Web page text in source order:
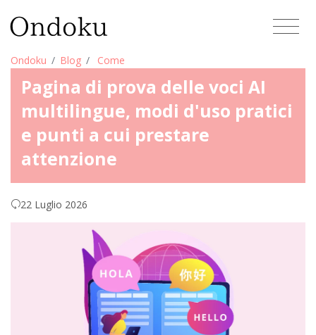
Ondoku Blog Come
Pagina di prova delle voci AI
multilingue, modi d'uso pratici
e punti a cui prestare
attenzione
22 Luglio 2026